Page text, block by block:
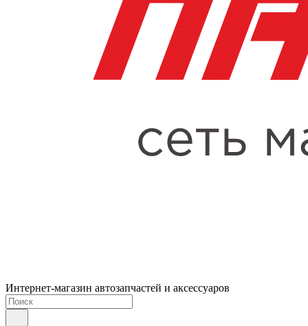
Интернет-магазин автозапчастей и аксессуаров